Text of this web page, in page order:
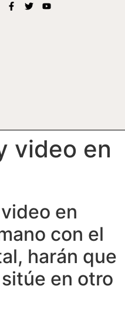
video en
en
con el
harán que
en otro